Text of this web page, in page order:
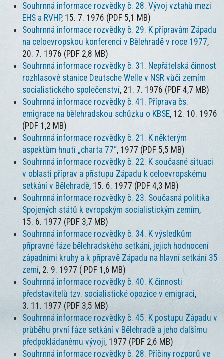
Souhrnná informace rozvědky č. 28. Vývoj vztahů mezi
EHS a RVHP, 15. 7. 1976 (PDF 5,1 MB)
Souhrnná informace rozvědky č. 29. K přípravám Západu
na celoevropskou konferenci v Bělehradě v roce 1977,
20. 7. 1976 (PDF 2,8 MB)
Souhrnná informace rozvědky č. 31. Nepřátelská činnost
rozhlasové stanice Deutsche Welle v NSR vůči zemím
socialistického společenství, 21. 7. 1976 (PDF 4,7 MB)
Souhrnná informace rozvědky č. 41. Příprava čs.
emigrace na bělehradskou schůzku o KBSE, 12. 10. 1976
(PDF 1,2 MB)
Souhrnná informace rozvědky č. 21. K některým
aspektům hnutí „charta 77“, 1977 (PDF 5,5 MB)
Souhrnná informace rozvědky č. 22. K současné situaci
v oblasti příprav a přístupu Západu k celoevropskému
setkání v Bělehradě, 15. 6. 1977 (PDF 4,3 MB)
Souhrnná informace rozvědky č. 23. Současná politika
Spojených států k evropským socialistickým zemím,
15. 6. 1977 (PDF 3,7 MB)
Souhrnná informace rozvědky č. 34. K výsledkům
přípravné fáze bělehradského setkání, jejich hodnocení
západními kruhy a k přípravě Západu na hlavní setkání 35
zemí, 2. 9. 1977 ( PDF 1,6 MB)
Souhrnná informace rozvědky č. 40. K činnosti
představitelů tzv. socialistické opozice v emigraci,
3. 11. 1977 (PDF 3,5 MB)
Souhrnná informace rozvědky č. 45. K postupu Západu v
průběhu první fáze setkání v Bělehradě a jeho dalšímu
předpokládanému vývoji, 1977 (PDF 2,6 MB)
Souhrnná informace rozvědky č. 28. Příčiny rozporů ve